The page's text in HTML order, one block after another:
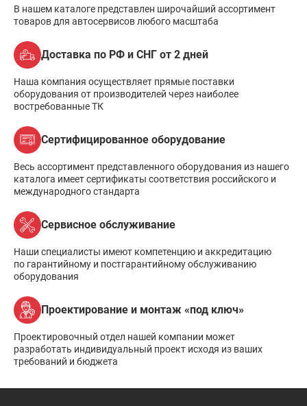
В нашем каталоге представлен широчайший ассортимент
товаров для автосервисов любого масштаба
Доставка по РФ и СНГ от 2 дней
Наша компания осуществляет прямые поставки
оборудования от производителей через наиболее
востребованные ТК
Сертифицированное оборудование
Весь ассортимент представленного оборудования из нашего
каталога имеет сертификаты соответствия российского и
международного стандарта
Сервисное обслуживание
Наши специалисты имеют компетенцию и аккредитацию
по гарантийному и постгарантийному обслуживанию
оборудования
Проектирование и монтаж «под ключ»
Проектировочный отдел нашей компании может
разработать индивидуальный проект исходя из ваших
требований и бюджета